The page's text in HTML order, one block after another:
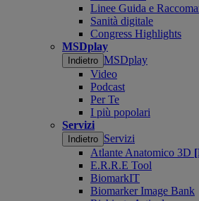
Linee Guida e
Sanità digitale
Congress Highlights
MSDplay
Indietro MSDplay
Video
Podcast
Per Te
I più popolari
Servizi
Indietro Servizi
Atlante Anatomico 3D
E.R.R.E Tool
BiomarkIT
Biomarker Image Bank